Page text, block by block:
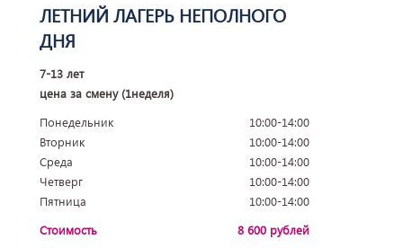
ЛЕТНИЙ ЛАГЕРЬ НЕПОЛНОГО
ДНЯ
7-13 лет
цена за смену (1неделя)
Понедельник
10:00-14:00
Вторник
10:00-14:00
Среда
10:00-14:00
Четверг
10:00-14:00
Пятница
10:00-14:00
Стоимость
8 600 рублей